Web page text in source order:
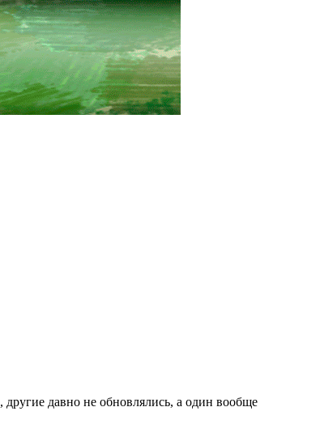
другие давно не обновлялись, а один вообще